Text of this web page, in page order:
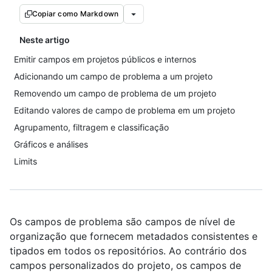
Copiar como Markdown
Neste artigo
Emitir campos em projetos públicos e internos
Adicionando um campo de problema a um projeto
Removendo um campo de problema de um projeto
Editando valores de campo de problema em um projeto
Agrupamento, filtragem e classificação
Gráficos e análises
Limits
Os campos de problema são campos de nível de
organização que fornecem metadados consistentes e
tipados em todos os repositórios. Ao contrário dos
campos personalizados do projeto, os campos de